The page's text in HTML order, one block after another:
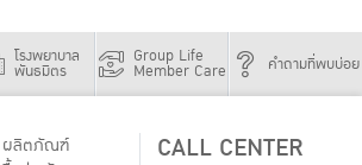
โรงพยาบาล
พันธมิตร
Group Life
Member Care คำถามที่พบบ่อย
ผลิตภัณฑ์
CALL CENTER